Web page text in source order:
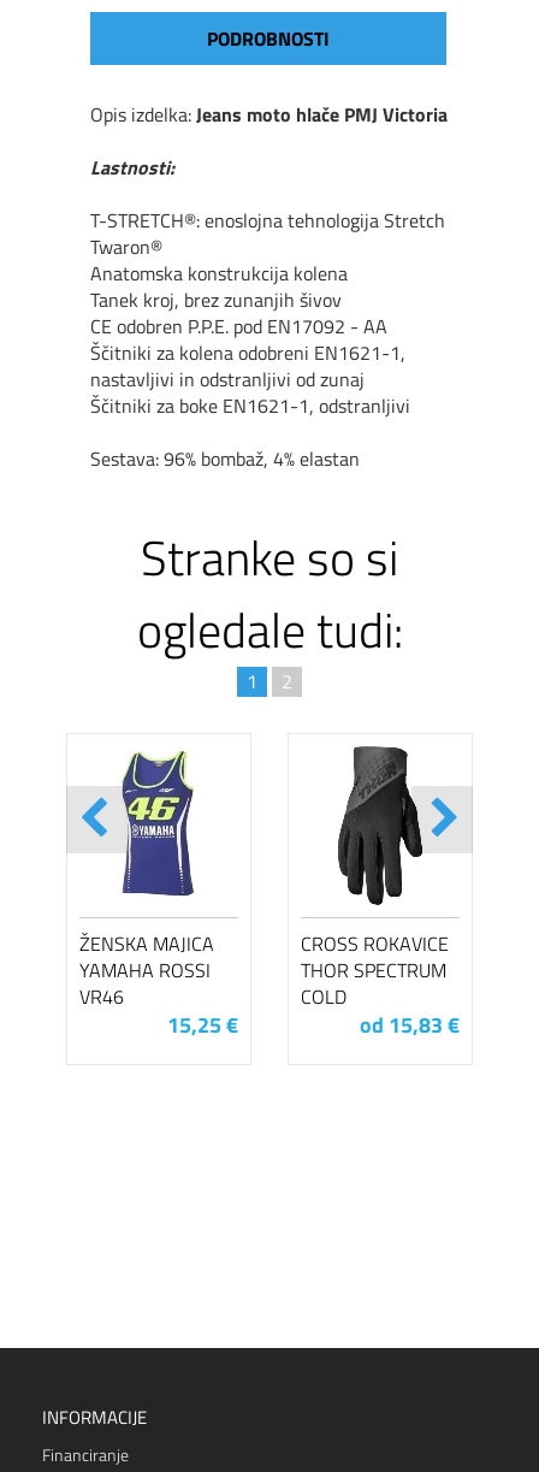
PODROBNOSTI
Opis izdelka:Jeans moto hlače PMJ Victoria
Lastnosti:
T-STRETCH®: enoslojna tehnologija Stretch
Twaron®
Anatomska konstrukcija kolena
Tanek kroj, brez zunanjih šivov
CE odobren P.P.E. pod EN17092 - AA
Ščitniki za kolena odobreni EN1621-1,
nastavljivi in ​​odstranljivi od zunaj
Ščitniki za boke EN1621-1, odstranljivi
Sestava: 96% bombaž, 4% elastan
Stranke so si
ogledale tudi:
1 2
ŽENSKA MAJICA
YAMAHA ROSSI
VR46
15,25 €
CROSS ROKAVICE
THOR SPECTRUM
COLD
od 15,83 €
INFORMACIJE
Financiranje